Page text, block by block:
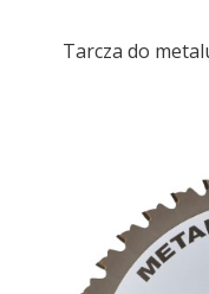
Tarcza do